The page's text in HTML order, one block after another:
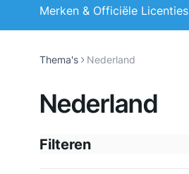
Merken & Officiële Licenties
Thema's Nederland
Nederland
Filteren